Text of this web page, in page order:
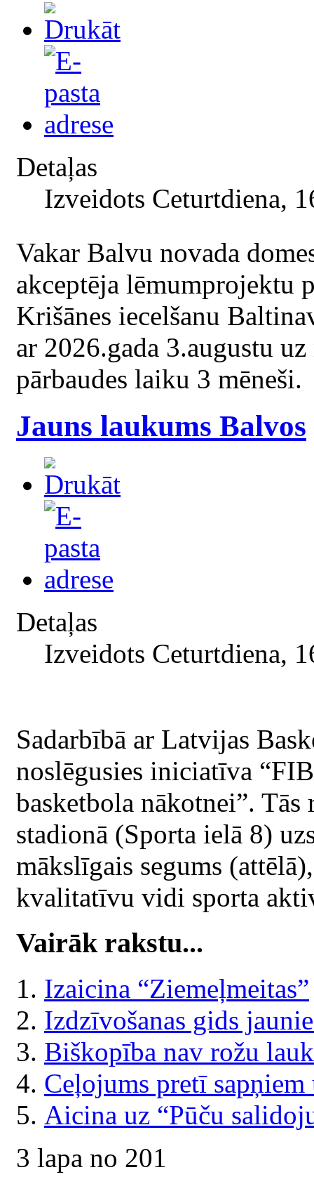
Detaļas
Izveidots Ceturtdiena,
Vakar Balvu novada
akceptēja lēmumprojektu
Krišānes iecelšanu
ar 2026.gada 3.augustu
pārbaudes laiku 3 mēneši.
Jauns laukums Balvos
Detaļas
Izveidots Ceturtdiena,
Sadarbībā ar Latvijas
noslēgusies iniciatīva
basketbola nākotnei”.
stadionā (Sporta ielā 8)
mākslīgais segums
kvalitatīvu vidi sporta
Vairāk rakstu...
Izaicina “Ziemeļmeitas”
Izdzīvošanas gids
Biškopība nav rožu
Ceļojums pretī
Aicina uz “Pūču
3 lapa no 201